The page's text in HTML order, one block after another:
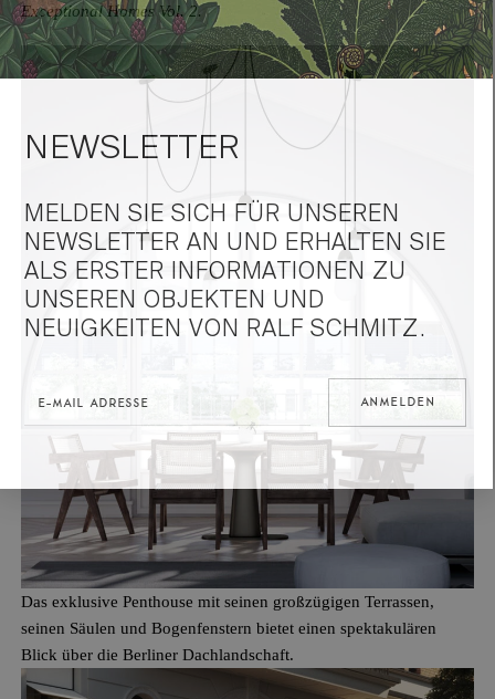
Exceptional Homes Vol. 2.
Das exklusive Penthouse mit seinen großzügigen Terrassen,
seinen Säulen und Bogenfenstern bietet einen spektakulären
Blick über die Berliner Dachlandschaft.
NEWSLETTER
MELDEN SIE SICH FÜR UNSEREN
NEWSLETTER AN UND ERHALTEN SIE
ALS ERSTER INFORMATIONEN ZU
UNSEREN OBJEKTEN UND
NEUIGKEITEN VON RALF SCHMITZ.